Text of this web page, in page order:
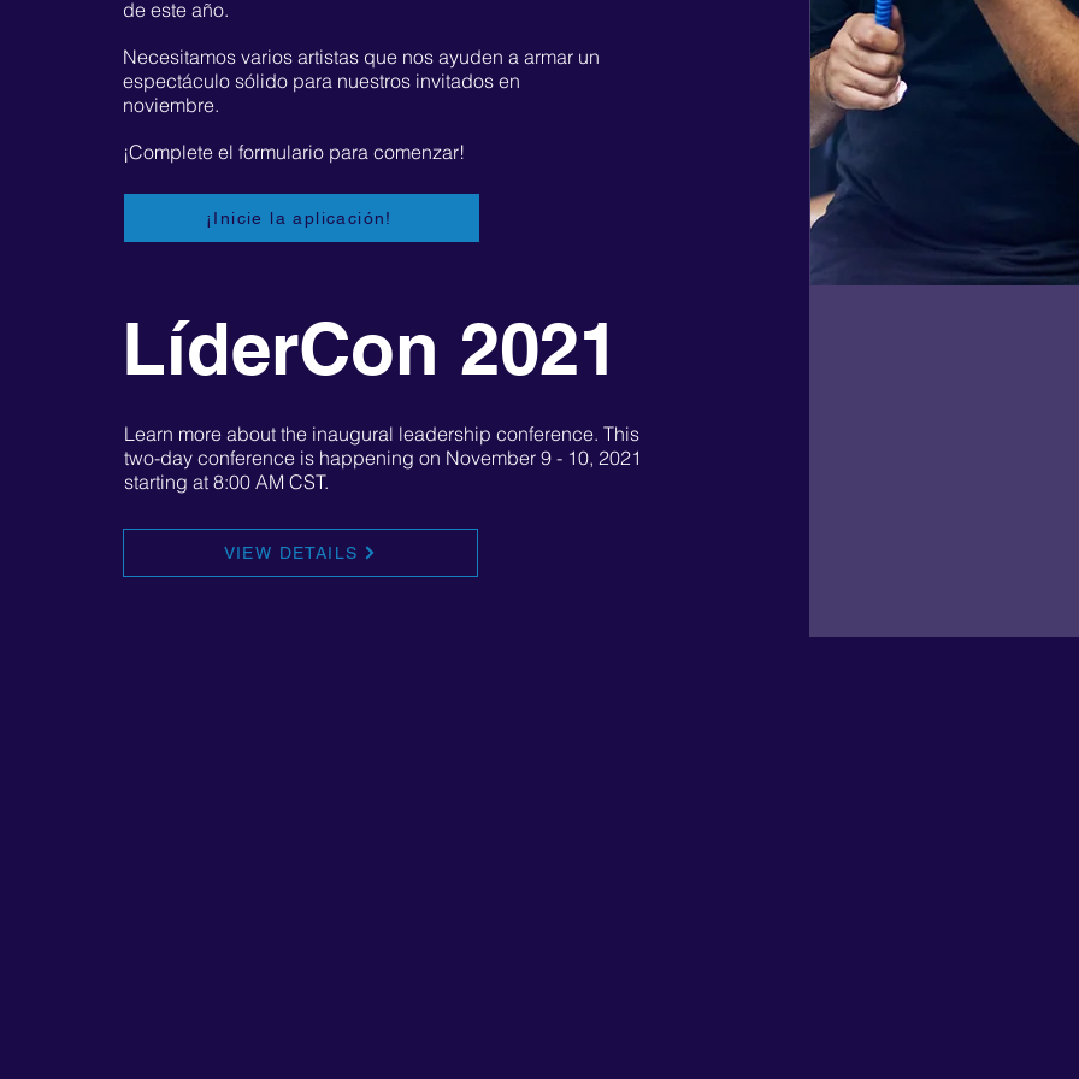
de este año.
Necesitamos varios artistas que nos ayuden a armar un
espectáculo sólido para nuestros invitados en
noviembre.
¡Complete el formulario para comenzar!
¡Inicie la aplicación!
LíderCon 2021
Learn more about the inaugural leadership conference. This
two-day conference is happening on November 9 - 10, 2021
starting at 8:00 AM CST.
VIEW DETAILS